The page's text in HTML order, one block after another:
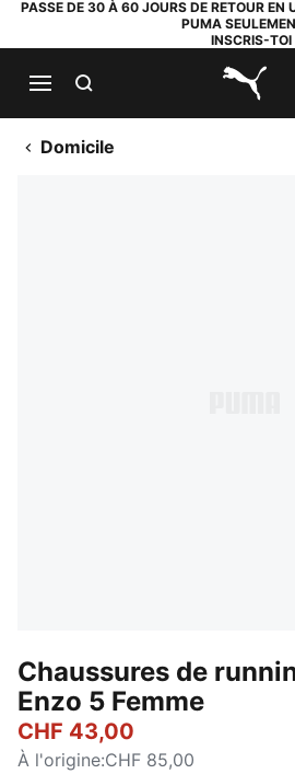
PASSE DE 30 À 60 JOURS DE RETOUR EN
PUMA
INSCRIS-TOI
Domicile
Chaussures de
Enzo 5 Femme
CHF 43,00
À l'origine:CHF 85,00